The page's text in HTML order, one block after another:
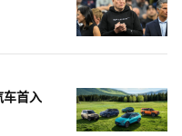
车首入